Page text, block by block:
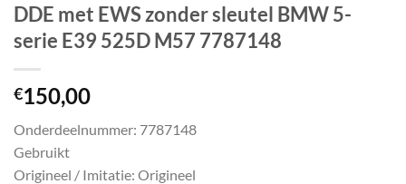
DDE met EWS zonder sleutel BMW 5-
serie E39 525D M57 7787148
€150,00
Onderdeelnummer: 7787148
Gebruikt
Origineel / Imitatie: Origineel